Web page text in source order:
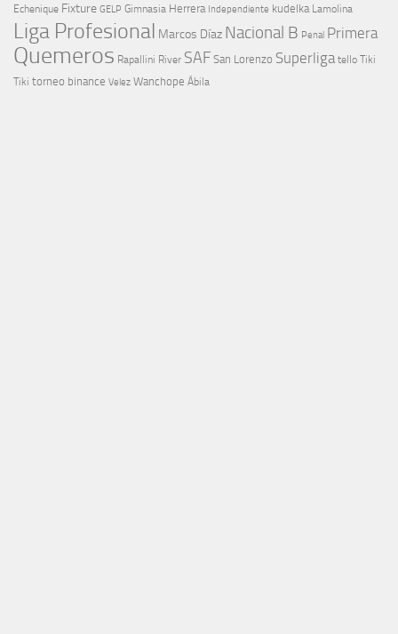
Echenique Fixture GELP Gimnasia Herrera Independiente kudelka Lamolina
Liga Profesional Marcos Díaz Nacional B Penal Primera
Quemeros Rapallini River SAF San Lorenzo Superliga tello Tiki
Tiki torneo binance Velez Wanchope Ábila